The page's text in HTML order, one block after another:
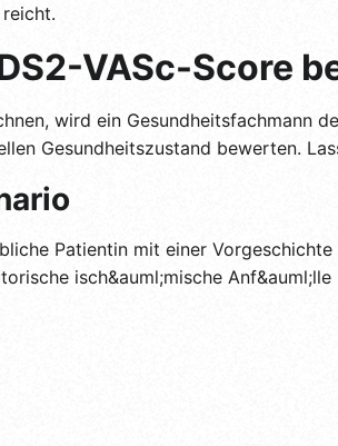
VASc-Score
wird ein Gesundheitsfachmann
Gesundheitszustand bewerten.
Patientin mit einer
isch&auml;mische